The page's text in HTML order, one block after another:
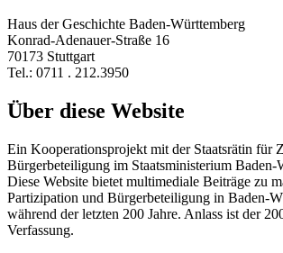
Haus der Geschichte Baden-Württemberg
Konrad-Adenauer-Straße 16
70173 Stuttgart
Tel.: 0711 . 212.3950
Über diese Website
Ein Kooperationsprojekt mit der Staatsrätin für
Bürgerbeteiligung im Staatsministerium Baden-
Diese Website bietet multimediale Beiträge zu
Partizipation und Bürgerbeteiligung in Baden-
während der letzten 200 Jahre. Anlass ist der
Verfassung.